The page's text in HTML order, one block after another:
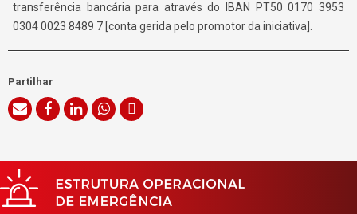
transferência bancária para através do IBAN PT50 0170 3953
0304 0023 8489 7 [conta gerida pelo promotor da iniciativa].
Partilhar